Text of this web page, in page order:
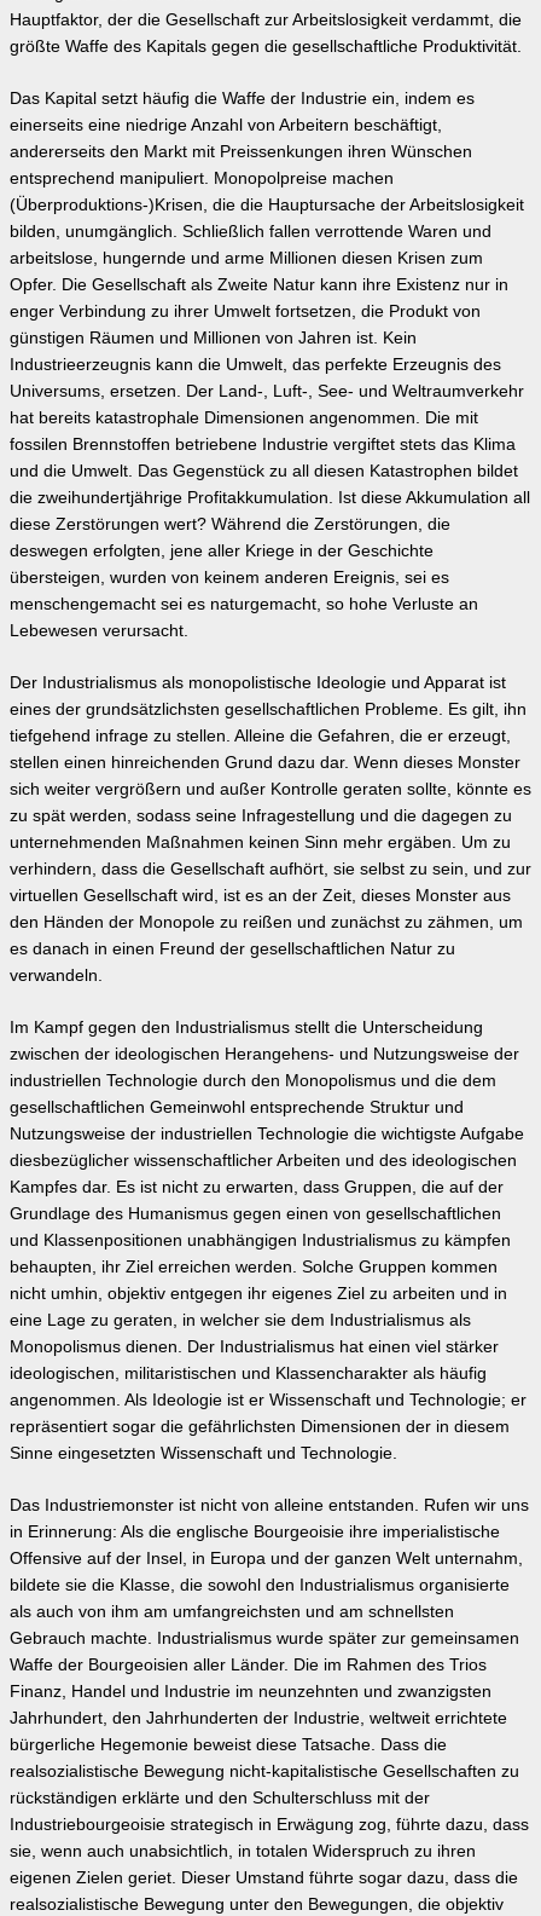
Hauptfaktor, der die Gesellschaft zur Arbeitslosigkeit verdammt, die
größte Waffe des Kapitals gegen die gesellschaftliche Produktivität.
Das Kapital setzt häufig die Waffe der Industrie ein, indem es
einerseits eine niedrige Anzahl von Arbeitern beschäftigt,
andererseits den Markt mit Preissenkungen ihren Wünschen
entsprechend manipuliert. Monopolpreise machen
(Überproduktions-)Krisen, die die Hauptursache der Arbeitslosigkeit
bilden, unumgänglich. Schließlich fallen verrottende Waren und
arbeitslose, hungernde und arme Millionen diesen Krisen zum
Opfer. Die Gesellschaft als Zweite Natur kann ihre Existenz nur in
enger Verbindung zu ihrer Umwelt fortsetzen, die Produkt von
günstigen Räumen und Millionen von Jahren ist. Kein
Industrieerzeugnis kann die Umwelt, das perfekte Erzeugnis des
Universums, ersetzen. Der Land-, Luft-, See- und Weltraumverkehr
hat bereits katastrophale Dimensionen angenommen. Die mit
fossilen Brennstoffen betriebene Industrie vergiftet stets das Klima
und die Umwelt. Das Gegenstück zu all diesen Katastrophen bildet
die zweihundertjährige Profitakkumulation. Ist diese Akkumulation all
diese Zerstörungen wert? Während die Zerstörungen, die
deswegen erfolgten, jene aller Kriege in der Geschichte
übersteigen, wurden von keinem anderen Ereignis, sei es
menschengemacht sei es naturgemacht, so hohe Verluste an
Lebewesen verursacht.
Der Industrialismus als monopolistische Ideologie und Apparat ist
eines der grundsätzlichsten gesellschaftlichen Probleme. Es gilt, ihn
tiefgehend infrage zu stellen. Alleine die Gefahren, die er erzeugt,
stellen einen hinreichenden Grund dazu dar. Wenn dieses Monster
sich weiter vergrößern und außer Kontrolle geraten sollte, könnte es
zu spät werden, sodass seine Infragestellung und die dagegen zu
unternehmenden Maßnahmen keinen Sinn mehr ergäben. Um zu
verhindern, dass die Gesellschaft aufhört, sie selbst zu sein, und zur
virtuellen Gesellschaft wird, ist es an der Zeit, dieses Monster aus
den Händen der Monopole zu reißen und zunächst zu zähmen, um
es danach in einen Freund der gesellschaftlichen Natur zu
verwandeln.
Im Kampf gegen den Industrialismus stellt die Unterscheidung
zwischen der ideologischen Herangehens- und Nutzungsweise der
industriellen Technologie durch den Monopolismus und die dem
gesellschaftlichen Gemeinwohl entsprechende Struktur und
Nutzungsweise der industriellen Technologie die wichtigste Aufgabe
diesbezüglicher wissenschaftlicher Arbeiten und des ideologischen
Kampfes dar. Es ist nicht zu erwarten, dass Gruppen, die auf der
Grundlage des Humanismus gegen einen von gesellschaftlichen
und Klassenpositionen unabhängigen Industrialismus zu kämpfen
behaupten, ihr Ziel erreichen werden. Solche Gruppen kommen
nicht umhin, objektiv entgegen ihr eigenes Ziel zu arbeiten und in
eine Lage zu geraten, in welcher sie dem Industrialismus als
Monopolismus dienen. Der Industrialismus hat einen viel stärker
ideologischen, militaristischen und Klassencharakter als häufig
angenommen. Als Ideologie ist er Wissenschaft und Technologie; er
repräsentiert sogar die gefährlichsten Dimensionen der in diesem
Sinne eingesetzten Wissenschaft und Technologie.
Das Industriemonster ist nicht von alleine entstanden. Rufen wir uns
in Erinnerung: Als die englische Bourgeoisie ihre imperialistische
Offensive auf der Insel, in Europa und der ganzen Welt unternahm,
bildete sie die Klasse, die sowohl den Industrialismus organisierte
als auch von ihm am umfangreichsten und am schnellsten
Gebrauch machte. Industrialismus wurde später zur gemeinsamen
Waffe der Bourgeoisien aller Länder. Die im Rahmen des Trios
Finanz, Handel und Industrie im neunzehnten und zwanzigsten
Jahrhundert, den Jahrhunderten der Industrie, weltweit errichtete
bürgerliche Hegemonie beweist diese Tatsache. Dass die
realsozialistische Bewegung nicht-kapitalistische Gesellschaften zu
rückständigen erklärte und den Schulterschluss mit der
Industriebourgeoisie strategisch in Erwägung zog, führte dazu, dass
sie, wenn auch unabsichtlich, in totalen Widerspruch zu ihren
eigenen Zielen geriet. Dieser Umstand führte sogar dazu, dass die
realsozialistische Bewegung unter den Bewegungen, die objektiv